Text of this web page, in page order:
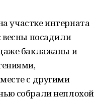
участке интерната
весны посадили
баклажаны и
с другими
собрали неплохой